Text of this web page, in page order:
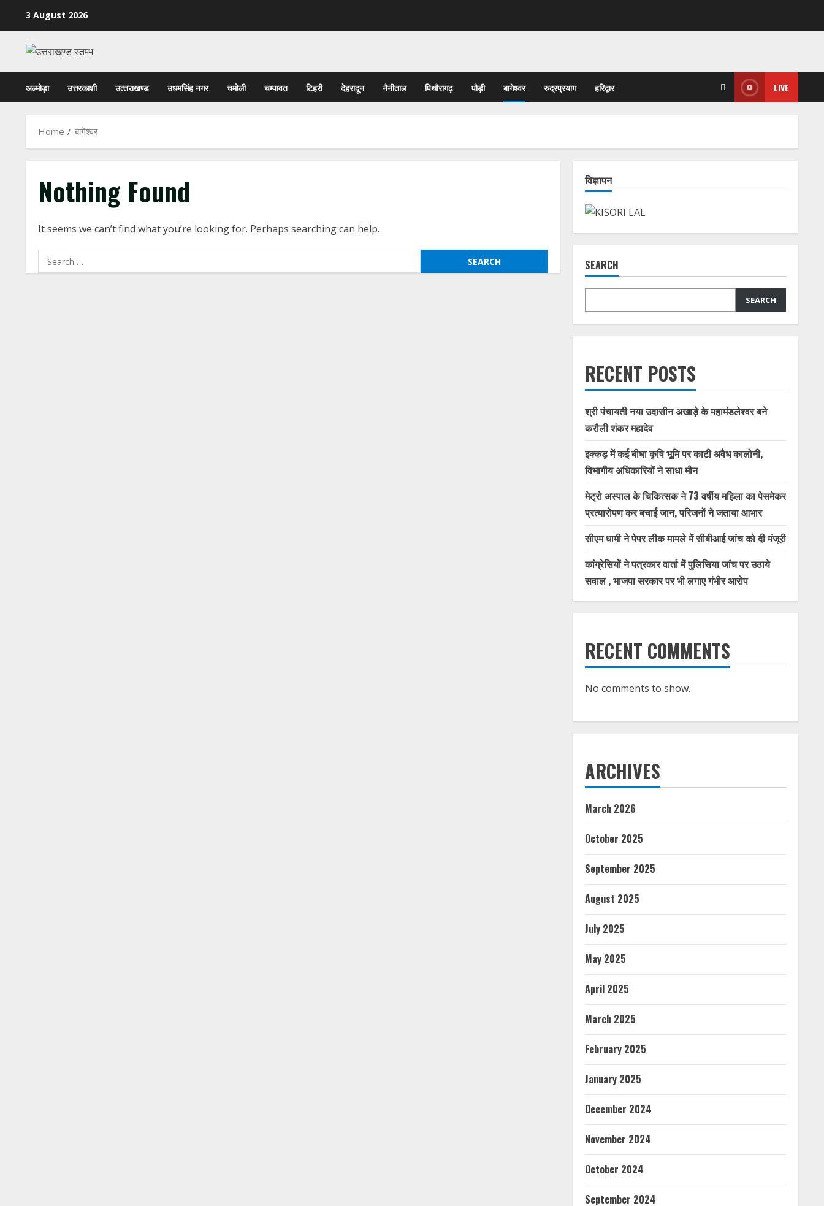
content
3 August 2026
अल्मोड़ा उत्तरकाशी उत्‍तराखण्‍ड उधमसिंह नगर चमोली चम्पावत टिहरी देहरादून नैनीताल पिथौरागढ़ पौड़ी बागेश्वर रुद्रप्रयाग हरिद्वार LIVE
Home बागेश्वर
Nothing Found
It seems we can’t find what you’re looking for. Perhaps searching can help.
Search
for:
विज्ञापन
SEARCH
SEARCH
RECENT POSTS
श्री पंचायती नया उदासीन अखाड़े के महामंडलेश्वर बने
करौली शंकर महादेव
इक्कड़ में कई बीघा कृषि भूमि पर काटी अवैध कालोनी,
विभागीय अधिकारियों ने साधा मौन
मेट्रो अस्पाल के चिकित्सक ने 73 वर्षीय महिला का पेसमेकर
प्रत्यारोपण कर बचाई जान, परिजनों ने जताया आभार
सीएम धामी ने पेपर लीक मामले में सीबीआई जांच को दी मंजूरी
कांग्रेसियों ने पत्रकार वार्ता में पुलिसिया जांच पर उठाये
सवाल , भाजपा सरकार पर भी लगाए गंभीर आरोप
RECENT COMMENTS
No comments to show.
ARCHIVES
March 2026
October 2025
September 2025
August 2025
July 2025
May 2025
April 2025
March 2025
February 2025
January 2025
December 2024
November 2024
October 2024
September 2024